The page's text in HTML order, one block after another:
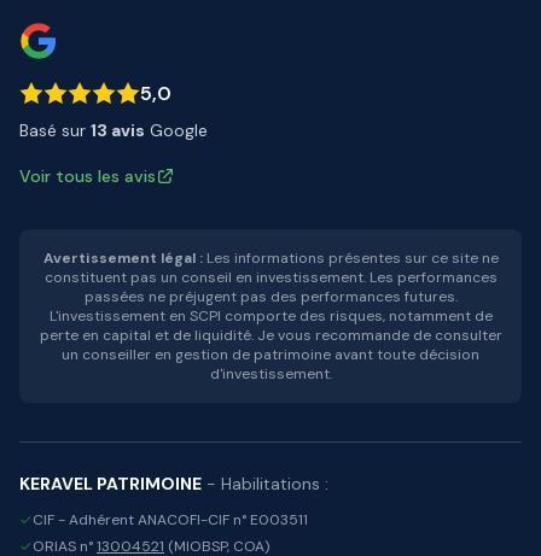
5,0
Basé sur 13 avis Google
Voir tous les avis
Avertissement légal :Les informations présentes sur ce site ne
constituent pas un conseil en investissement. Les performances
passées ne préjugent pas des performances futures.
L'investissement en SCPI comporte des risques, notamment de
perte en capital et de liquidité. Je vous recommande de consulter
un conseiller en gestion de patrimoine avant toute décision
d'investissement.
KERAVEL PATRIMOINE - Habilitations :
✓CIF - Adhérent ANACOFI-CIF n° E003511
✓ORIAS n°13004521 (MIOBSP, COA)